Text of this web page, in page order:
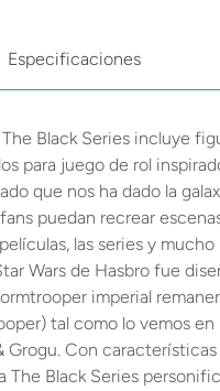
Especificaciones
Black Series incluye
para juego de rol
que nos ha dado la
puedan recrear
las series y mucho
Wars de Hasbro fue
imperial
tal como lo vemos en
Grogu. Con
The Black Series